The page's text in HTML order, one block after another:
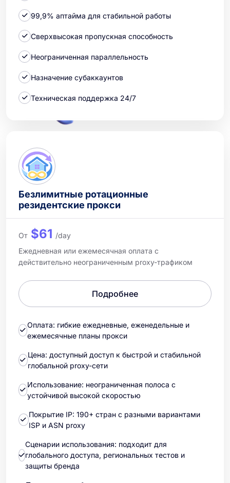
99,9% аптайма для стабильной работы
Сверхвысокая пропускная способность
Неограниченная параллельность
Назначение субаккаунтов
Техническая поддержка 24/7
Безлимитные ротационные
резидентские прокси
От $61 /day
Ежедневная или ежемесячная оплата с
действительно неограниченным proxy-трафиком
Подробнее
Оплата: гибкие ежедневные, еженедельные и
ежемесячные планы прокси
Цена: доступный доступ к быстрой и стабильной
глобальной proxy-сети
Использование: неограниченная полоса с
устойчивой высокой скоростью
Покрытие IP: 190+ стран с разными вариантами
ISP и ASN proxy
Сценарии использования: подходит для
глобального доступа, региональных тестов и
защиты бренда